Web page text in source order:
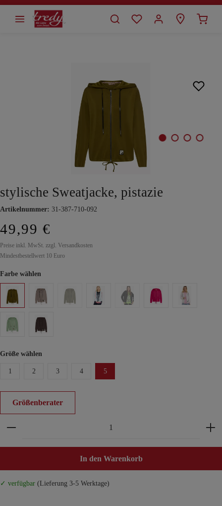
springen
stylische Sweatjacke, pistazie
Artikelnummer: 31-387-710-092
49,99 €
Preise inkl. MwSt. zzgl. Versandkosten
Mindestbestellwert 10 Euro
Farbe wählen
Größe wählen
1 2 3 4 5
Größenberater
Produkt Anzahl: Gib den gewünschten Wert ein
In den Warenkorb
✓ verfügbar (Lieferung 3-5 Werktage)